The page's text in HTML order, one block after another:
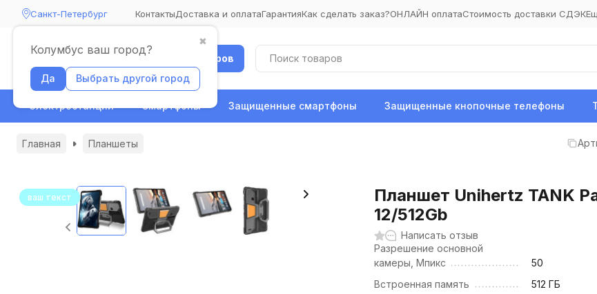
Санкт-Петербург
✖
Колумбус ваш город?
Да Выбрать другой город
КонтактыДоставка и оплатаГарантияКак сделать заказ?ОНЛАЙН оплатаСтоимость доставки СДЭК
Каталог товаров
Электростанции Смартфоны Защищенные смартфоны Защищенные кнопочные телефоны
Главная Планшеты
ваш текст
Планшет Unihertz TANK
12/512Gb
Написать отзыв
Разрешение основной
камеры, Мпикс
50
Встроенная память
512 ГБ